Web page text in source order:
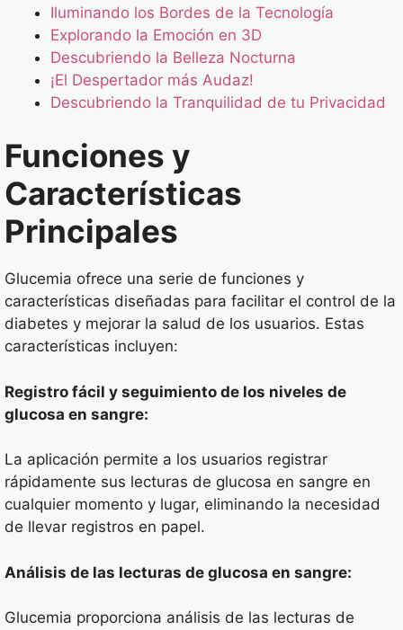
Iluminando los Bordes de la Tecnología
Explorando la Emoción en 3D
Descubriendo la Belleza Nocturna
¡El Despertador más Audaz!
Descubriendo la Tranquilidad de tu Privacidad
Funciones y
Características
Principales
Glucemia ofrece una serie de funciones y
características diseñadas para facilitar el control de la
diabetes y mejorar la salud de los usuarios. Estas
características incluyen:
Registro fácil y seguimiento de los niveles de
glucosa en sangre:
La aplicación permite a los usuarios registrar
rápidamente sus lecturas de glucosa en sangre en
cualquier momento y lugar, eliminando la necesidad
de llevar registros en papel.
Análisis de las lecturas de glucosa en sangre:
Glucemia proporciona análisis de las lecturas de